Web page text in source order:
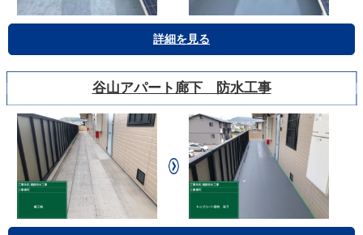
詳細を見る
谷山アパート廊下 防水工事